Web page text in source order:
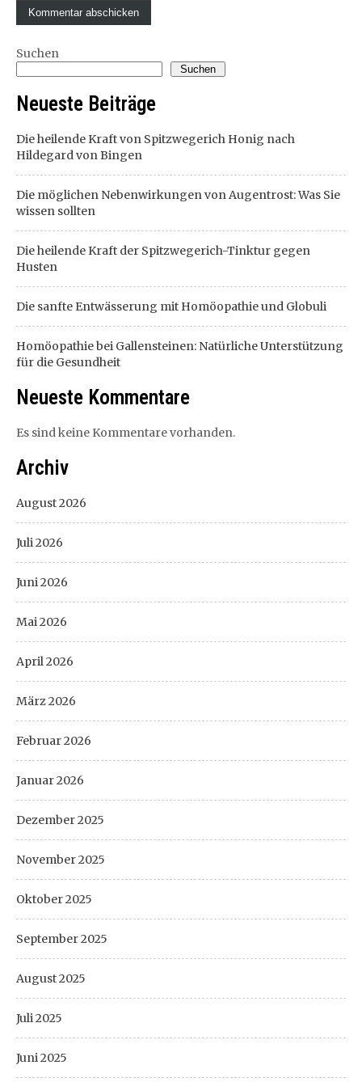
Suchen
Suchen
Neueste Beiträge
Die heilende Kraft von Spitzwegerich Honig nach
Hildegard von Bingen
Die möglichen Nebenwirkungen von Augentrost: Was Sie
wissen sollten
Die heilende Kraft der Spitzwegerich-Tinktur gegen
Husten
Die sanfte Entwässerung mit Homöopathie und Globuli
Homöopathie bei Gallensteinen: Natürliche Unterstützung
für die Gesundheit
Neueste Kommentare
Es sind keine Kommentare vorhanden.
Archiv
August 2026
Juli 2026
Juni 2026
Mai 2026
April 2026
März 2026
Februar 2026
Januar 2026
Dezember 2025
November 2025
Oktober 2025
September 2025
August 2025
Juli 2025
Juni 2025